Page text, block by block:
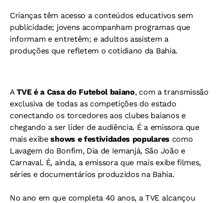
Crianças têm acesso a conteúdos educativos sem
publicidade; jovens acompanham programas que
informam e entretêm; e adultos assistem a
produções que refletem o cotidiano da Bahia.
ATVE é a Casa do Futebol baiano, com a transmissão
exclusiva de todas as competições do estado
conectando os torcedores aos clubes baianos e
chegando a ser líder de audiência. É a emissora que
mais exibeshows e festividades populares como
Lavagem do Bonfim, Dia de Iemanjá, São João e
Carnaval. É, ainda, a emissora que mais exibe filmes,
séries e documentários produzidos na Bahia.
No ano em que completa 40 anos, a TVE alcançou